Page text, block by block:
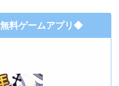
料ゲームアプリ◆